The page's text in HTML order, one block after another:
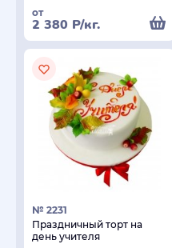
от
2 380 Р/кг.
№ 2231
Праздничный торт на
день учителя